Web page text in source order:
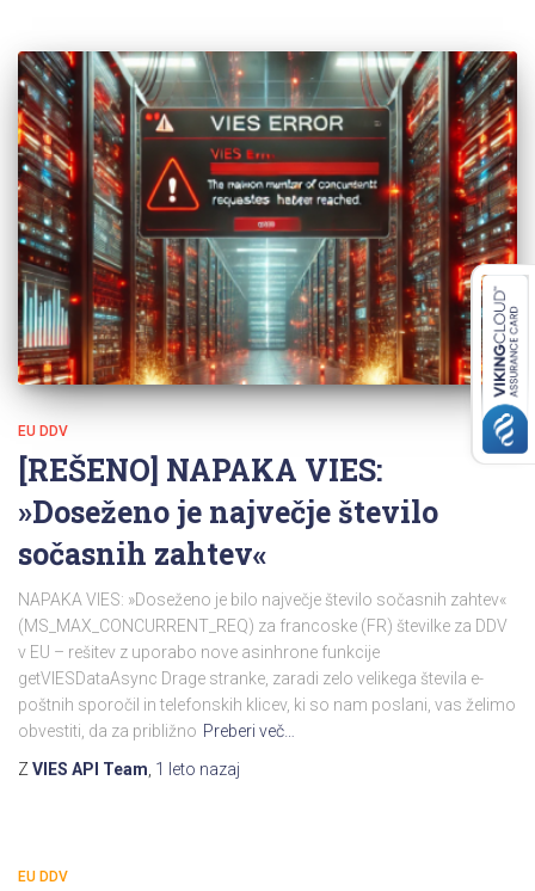
EU DDV
[REŠENO] NAPAKA VIES:
»Doseženo je največje število
sočasnih zahtev«
NAPAKA VIES: »Doseženo je bilo največje število sočasnih zahtev«
(MS_MAX_CONCURRENT_REQ) za francoske (FR) številke za DDV
v EU – rešitev z uporabo nove asinhrone funkcije
getVIESDataAsync Drage stranke, zaradi zelo velikega števila e-
poštnih sporočil in telefonskih klicev, ki so nam poslani, vas želimo
obvestiti, da za približno Preberi več…
Z VIES API Team 1 leto nazaj
EU DDV